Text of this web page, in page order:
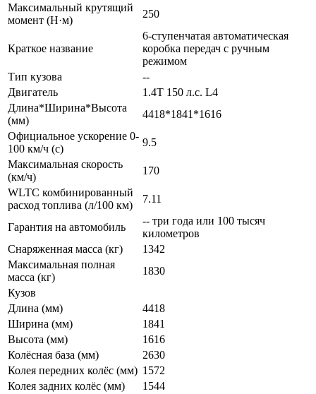
Максимальный крутящий
момент (Н·м)
250
Краткое название
6-ступенчатая автоматическая
коробка передач с ручным
режимом
Тип кузова
--
Двигатель
1.4T 150 л.с. L4
Длина*Ширина*Высота
(мм)
4418*1841*1616
Официальное ускорение 0-
100 км/ч (с)
9.5
Максимальная скорость
(км/ч)
170
WLTC комбинированный
расход топлива (л/100 км)
7.11
Гарантия на автомобиль
-- три года или 100 тысяч
километров
Снаряженная масса (кг)
1342
Максимальная полная
масса (кг)
1830
Кузов
Длина (мм)
4418
Ширина (мм)
1841
Высота (мм)
1616
Колёсная база (мм)
2630
Колея передних колёс (мм) 1572
Колея задних колёс (мм)
1544